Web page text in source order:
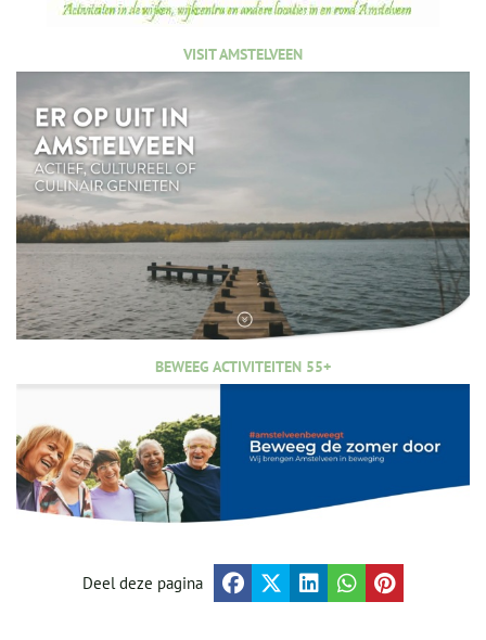
VISIT AMSTELVEEN
BEWEEG ACTIVITEITEN 55+
Deel deze pagina